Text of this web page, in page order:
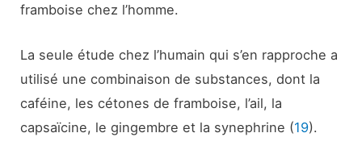
framboise chez l’homme.
La seule étude chez l’humain qui s’en rapproche a
utilisé une combinaison de substances, dont la
caféine, les cétones de framboise, l’ail, la
capsaïcine, le gingembre et la synephrine (19).